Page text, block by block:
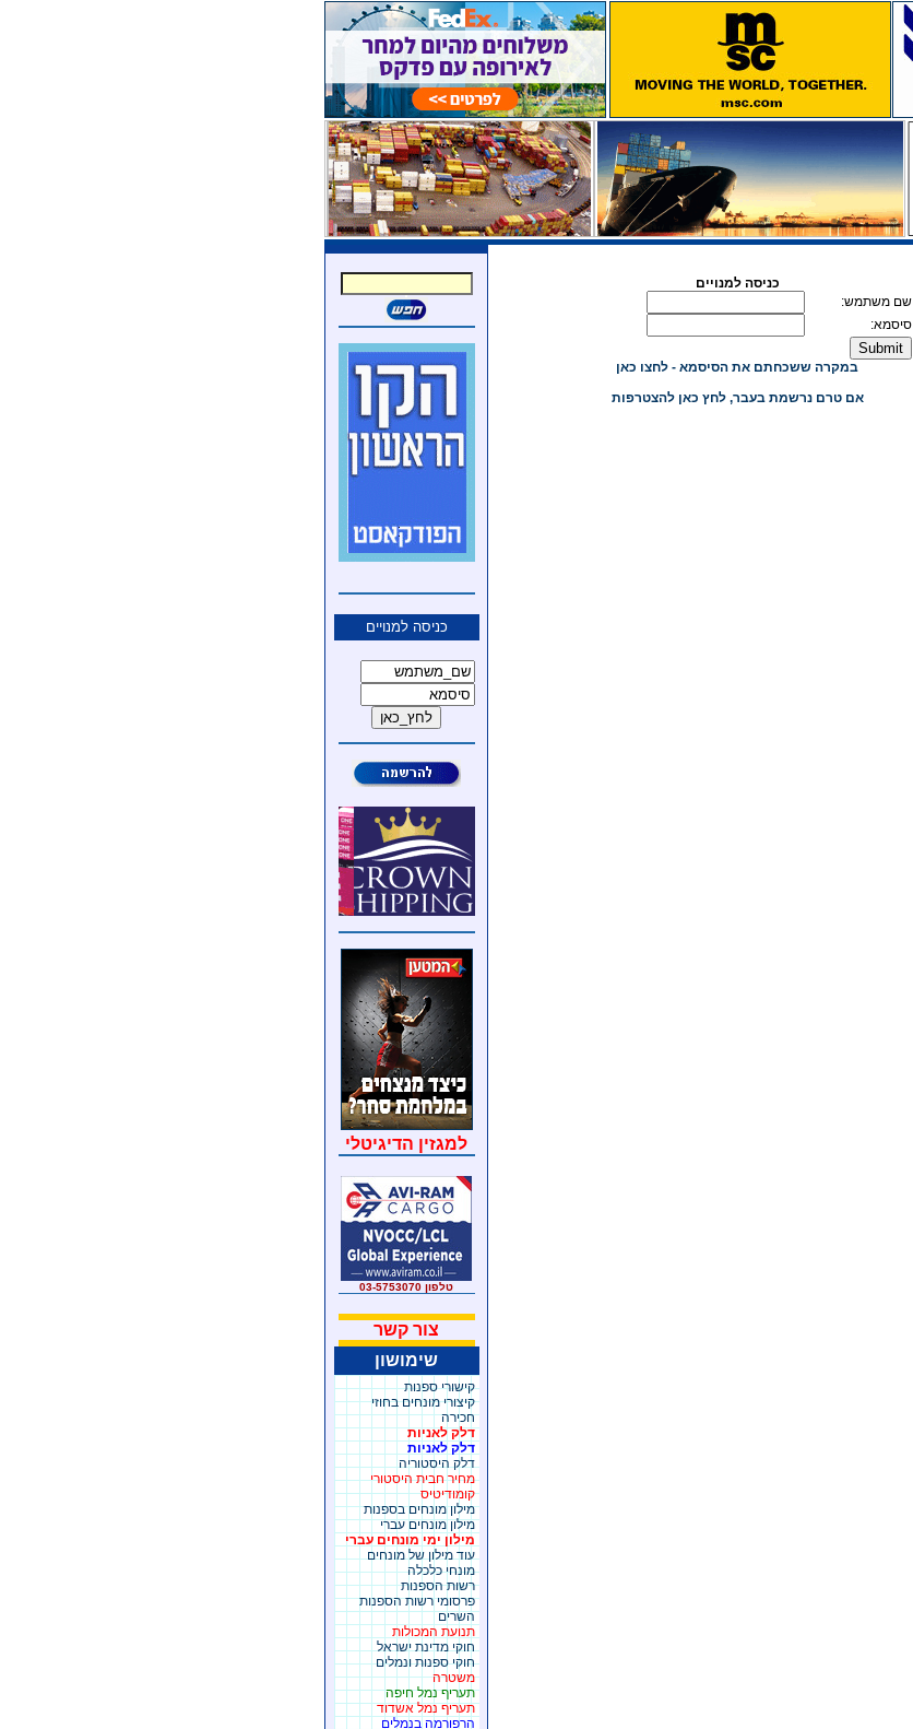
כניסה למנויים
שם משתמש:
סיסמא:
במקרה ששכחתם את הסיסמא - לחצו כאן
אם טרם נרשמת בעבר, לחץ כאן להצטרפות
כניסה למנויים
למגזין הדיגיטלי
טלפון 03-5753070
צור קשר
שימושון
קישורי ספנות
קיצורי מונחים בחוזי
חכירה
דלק לאניות
דלק לאניות
דלק היסטוריה
מחיר חבית היסטורי
קומודיטיס
מילון מונחים בספנות
מילון מונחים עברי
מילון ימי מונחים עברי
עוד מילון של מונחים
מונחי כלכלה
רשות הספנות
פרסומי רשות הספנות
השרים
תנועת המכולות
חוקי מדינת ישראל
חוקי ספנות ונמלים
משטרה
תעריף נמל חיפה
תעריף נמל אשדוד
הרפורמה בנמלים